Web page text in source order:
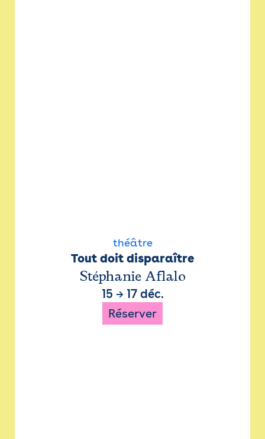
théâtre
Tout doit disparaître
Stéphanie Aflalo
15 → 17 déc.
Réserver